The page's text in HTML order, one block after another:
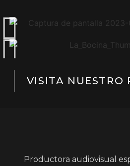
VISITA NUESTRO
Productora audiovisual